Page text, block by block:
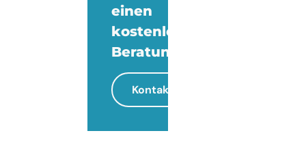
einen
kostenlosen
Beratungstermin!
Kontakt